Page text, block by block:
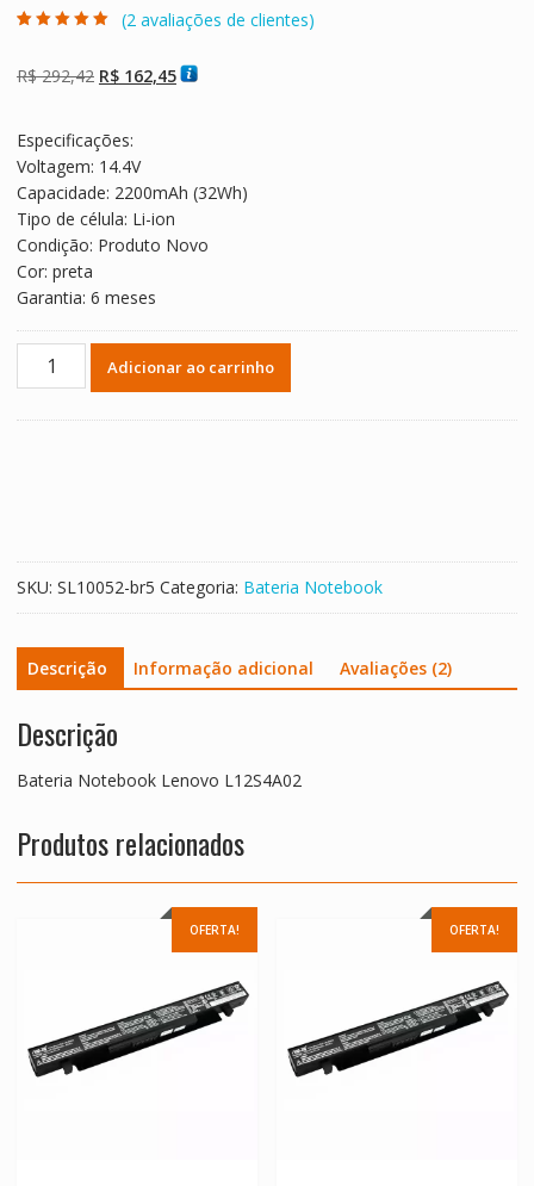
baseado em
avaliações de
(2avaliações de clientes)
R$292,42 O
era:
R$ 292,42.
R$162,45O
Especificações:
Voltagem: 14.4V
Capacidade: 2200mAh (32Wh)
Tipo de célula: Li-ion
Condição: Produto Novo
Cor: preta
Garantia: 6 meses
Bateria
Adicionar ao carrinho
SKU: SL10052-br5 Categoria: Bateria Notebook
Descrição Informação adicional Avaliações (2)
Descrição
Bateria Notebook Lenovo L12S4A02
Produtos relacionados
OFERTA! OFERTA!